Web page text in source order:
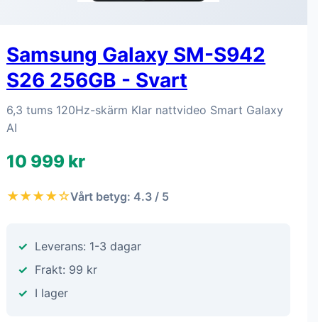
Samsung Galaxy SM-S942
S26 256GB - Svart
6,3 tums 120Hz-skärm Klar nattvideo Smart Galaxy
AI
10 999 kr
★★★★☆Vårt betyg: 4.3 / 5
Leverans: 1-3 dagar
Frakt: 99 kr
I lager